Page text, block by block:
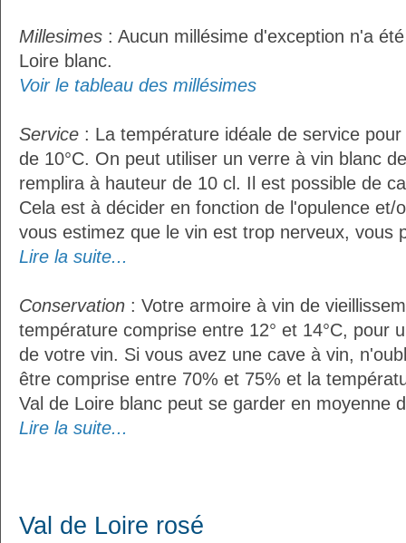
Millesimes : Aucun millésime d'exception n'a
Loire blanc.
Voir le tableau des millésimes
Service : La température idéale de service
de 10°C. On peut utiliser un verre à vin blanc
remplira à hauteur de 10 cl. Il est possible de
Cela est à décider en fonction de l'opulence et/
vous estimez que le vin est trop nerveux, vous
Lire la suite...
Conservation : Votre armoire à vin de
température comprise entre 12° et 14°C, pour
de votre vin. Si vous avez une cave à vin,
être comprise entre 70% et 75% et la
Val de Loire blanc peut se garder en moyenne
Lire la suite...
Val de Loire rosé